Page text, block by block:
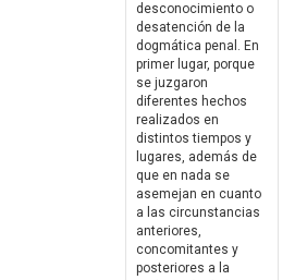
desconocimiento o
desatención de la
dogmática penal. En
primer lugar, porque
se juzgaron
diferentes hechos
realizados en
distintos tiempos y
lugares, además de
que en nada se
asemejan en cuanto
a las circunstancias
anteriores,
concomitantes y
posteriores a la